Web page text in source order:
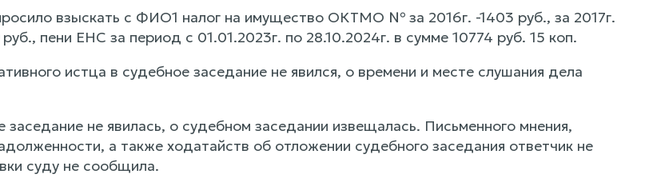
взыскать с ФИО1 налог на имущество ОКТМО № за 2016г. -1403 руб., за 2017г.
пени ЕНС за период с 01.01.2023г. по 28.10.2024г. в сумме 10774 руб. 15 коп.
истца в судебное заседание не явился, о времени и месте слушания дела
не явилась, о судебном заседании извещалась. Письменного мнения,
а также ходатайств об отложении судебного заседания ответчик не
суду не сообщила.